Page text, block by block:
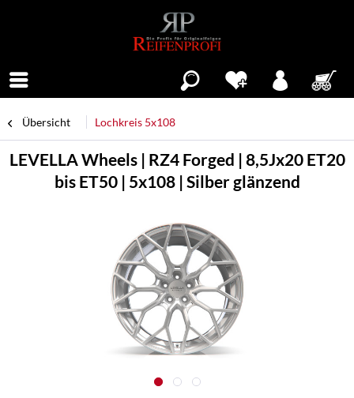
Übersicht Lochkreis 5x108
LEVELLA Wheels | RZ4 Forged | 8,5Jx20 ET20
bis ET50 | 5x108 | Silber glänzend